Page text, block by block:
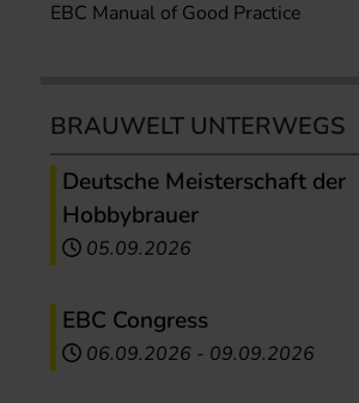
EBC Manual of Good Practice
BRAUWELT UNTERWEGS
Deutsche Meisterschaft der
Hobbybrauer
05.09.2026
EBC Congress
06.09.2026 - 09.09.2026